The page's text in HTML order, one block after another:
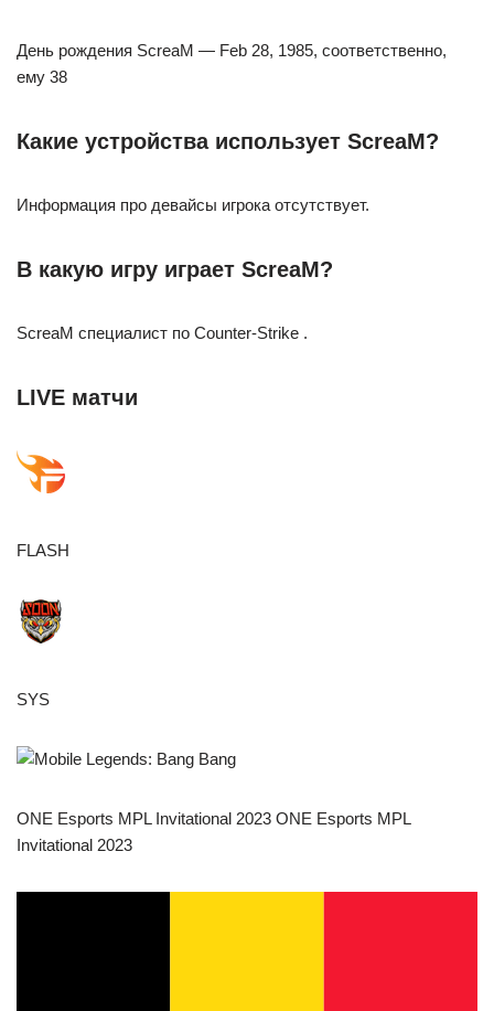
День рождения ScreaM — Feb 28, 1985, соответственно,
ему 38
Какие устройства использует ScreaM?
Информация про девайсы игрока отсутствует.
В какую игру играет ScreaM?
ScreaM специалист по Counter-Strike .
LIVE матчи
FLASH
SYS
ONE Esports MPL Invitational 2023 ONE Esports MPL
Invitational 2023